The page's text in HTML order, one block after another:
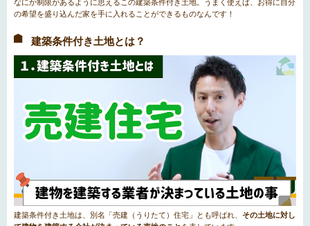
なにか制限があるように思えるこの建築条件付き土地。うまく使えば、お得に自分
の希望を盛り込んだ家を手に入れることができるものなんです！
建築条件付き土地とは？
建築条件付き土地は、別名「売建（うりたて）住宅」とも呼ばれ、 その土地に対し